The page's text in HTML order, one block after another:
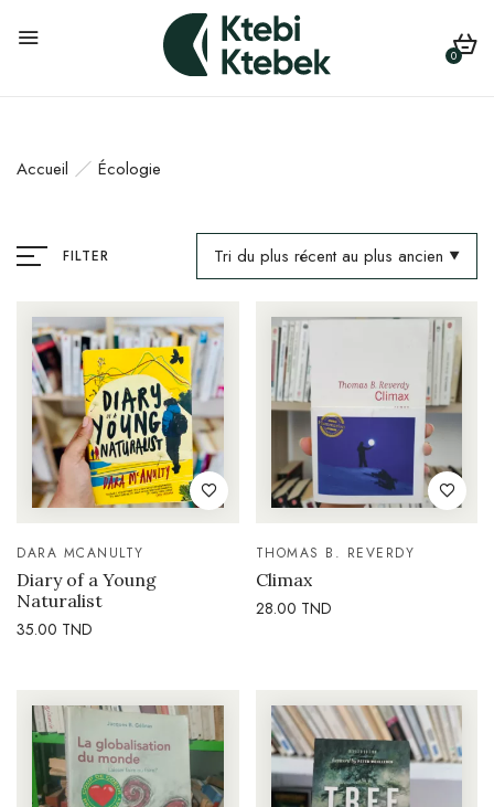
0
Accueil Écologie
FILTER Tri du plus récent au plus ancien
DARA MCANULTY
Diary of a Young
Naturalist
35.00 TND
THOMAS B. REVERDY
Climax
28.00 TND